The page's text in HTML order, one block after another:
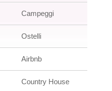
Campeggi
Ostelli
Airbnb
Country House